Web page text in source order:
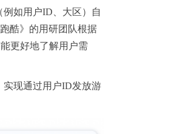
如用户ID、大区）自
酷》的用研团队根据
更好地了解用户需
实现通过用户ID发放游